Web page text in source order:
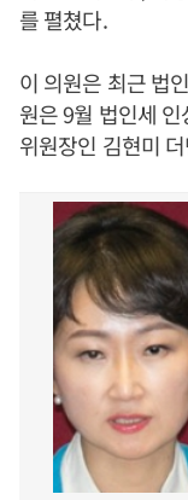
를 펼쳤다.
이 의원은 최근 법
원은 9월 법인세
위원장인 김현미